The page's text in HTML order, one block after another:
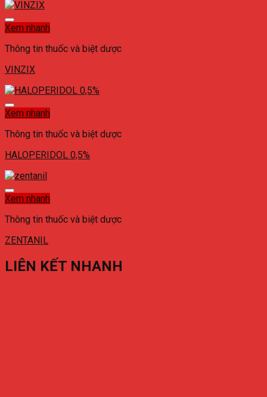
Xem nhanh
Thông tin thuốc và biệt dược
VINZIX
Xem nhanh
Thông tin thuốc và biệt dược
HALOPERIDOL 0,5%
Xem nhanh
Thông tin thuốc và biệt dược
ZENTANIL
LIÊN KẾT NHANH